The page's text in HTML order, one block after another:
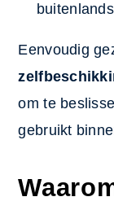
Eenvoudig
om te
gebruikt